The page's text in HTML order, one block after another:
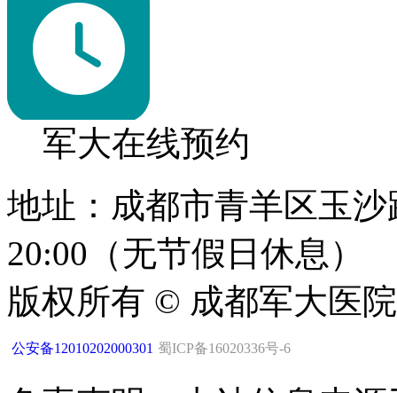
军大在线预约
地址：成都市青羊区玉
20:00（无节假日休息）
版权所有 © 成都军大医
公安备12010202000301 蜀ICP备16020336号-6